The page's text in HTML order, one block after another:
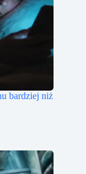
bardziej niż